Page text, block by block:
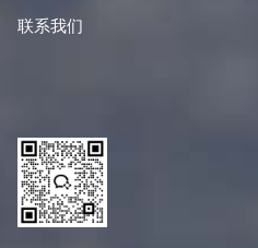
联系我们